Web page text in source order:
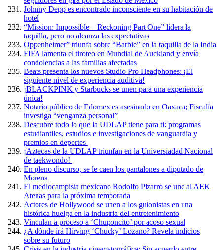
Johnny Depp es encontrado inconsciente en su habitación de
hotel
“Mission: Impossible – Reckoning Part One” lidera la
taquilla, pero no alcanza las expectativas
Oppenheimer” triunfa sobre “Barbie” en la taquilla de la India
FIFA lamenta el tiroteo en Mundial de Auckland y envía
condolencias a las familias afectadas
Beats presenta los nuevos Studio Pro Headphones: ¡El
siguiente nivel de experiencia auditiva!
¡BLACKPINK y Starbucks se unen para una experiencia
única!
Notario público de Edomex es asesinado en Oaxaca; Fiscalía
investiga “venganza personal”
Descubre todo lo que la UDLAP tiene para ti: programas
estudiantiles, estudios e investigaciones de vanguardia y
premios en deportes
¡Aztecas de la UDLAP triunfan en la Universiadad Nacional
de taekwondo!
En pleno discurso, se le caen los pantalones a diputado de
Morena
El mediocampista mexicano Rodolfo Pizarro se une al AEK
Atenas para la próxima temporada
Actores de Hollywood se unen a los guionistas en una
histórica huelga en la industria del entretenimiento
Vinculan a proceso a ‘Chuponcito’ por acoso sexual
¿A dónde irá Hirving ‘Chucky’ Lozano? Revela indicios
sobre su futuro